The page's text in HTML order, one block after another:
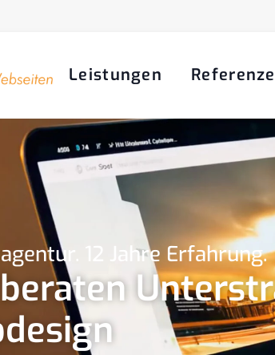
Leistungen
12 Jahre Erfahrung.